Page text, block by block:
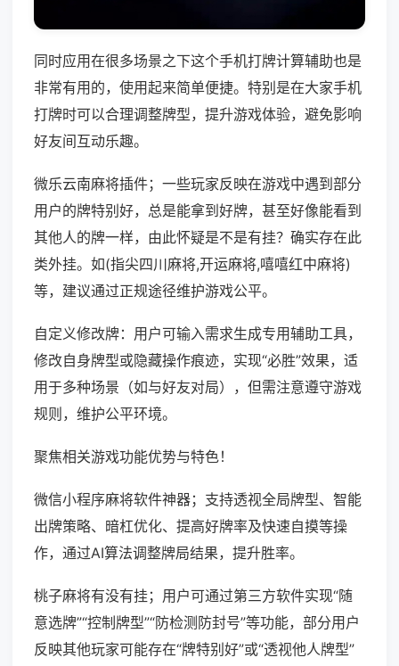
同时应用在很多场景之下这个手机打牌计算辅助也是
非常有用的，使用起来简单便捷。特别是在大家手机
打牌时可以合理调整牌型，提升游戏体验，避免影响
好友间互动乐趣。
微乐云南麻将插件；一些玩家反映在游戏中遇到部分
用户的牌特别好，总是能拿到好牌，甚至好像能看到
其他人的牌一样，由此怀疑是不是有挂？确实存在此
类外挂。如(指尖四川麻将,开运麻将,嘻嘻红中麻将)
等，建议通过正规途径维护游戏公平。
自定义修改牌：用户可输入需求生成专用辅助工具，
修改自身牌型或隐藏操作痕迹，实现“必胜”效果，适
用于多种场景（如与好友对局），但需注意遵守游戏
规则，维护公平环境。
聚焦相关游戏功能优势与特色！
微信小程序麻将软件神器；支持透视全局牌型、智能
出牌策略、暗杠优化、提高好牌率及快速自摸等操
作，通过AI算法调整牌局结果，提升胜率。
桃子麻将有没有挂；用户可通过第三方软件实现“随
意选牌”“控制牌型”“防检测防封号”等功能，部分用户
反映其他玩家可能存在“牌特别好”或“透视他人牌型”